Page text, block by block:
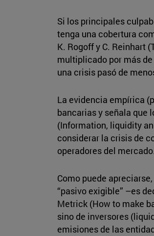
Si los principales
tenga una cobertura
K. Rogoff y C. Reinhart
multiplicado por más
una crisis pasó de
La evidencia empírica
bancarias y señala que
(Information, liquidity
considerar la crisis de
operadores del mercado.
Como puede
“pasivo exigible” –es
Metrick (How to make
sino de inversores
emisiones de las